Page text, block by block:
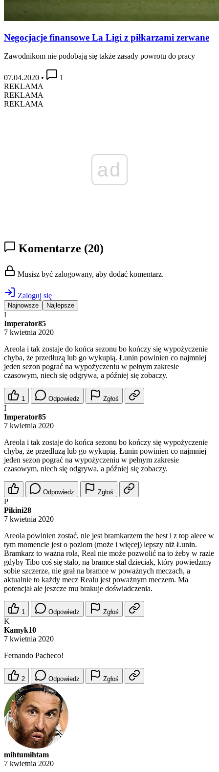
Negocjacje finansowe La Ligi z piłkarzami zerwane
Zawodnikom nie podobają się także zasady powrotu do pracy
07.04.2020 •
1
REKLAMA
REKLAMA
REKLAMA
ad
Komentarze (20)
Musisz być zalogowany, aby dodać komentarz.
Zaloguj się
Najnowsze Najlepsze
I
Imperator85
7 kwietnia 2020
Areola i tak zostaje do końca sezonu bo kończy się wypożyczenie
chyba, że przedłuzą lub go wykupią. Łunin powinien co najmniej
jeden sezon pograć na wypożyczeniu w pełnym zakresie
czasowym, niech się odgrywa, a później się zobaczy.
1 Odpowiedz Zgłoś
I
Imperator85
7 kwietnia 2020
Areola i tak zostaje do końca sezonu bo kończy się wypożyczenie
chyba, że przedłuzą lub go wykupią. Łunin powinien co najmniej
jeden sezon pograć na wypożyczeniu w pełnym zakresie
czasowym, niech się odgrywa, a później się zobaczy.
Odpowiedz Zgłoś
P
Pikini28
7 kwietnia 2020
Areola powinien zostać, nie jest bramkarzem the best i z top aleee w
tym momencie jest o poziom (może i więcej) lepszy niż Łunin.
Bramkarz to ważna rola, Real nie może pozwolić na to żeby w razie
gdyby Tibo coś się stało, na bramce stal dzieciak, który powiedzmy
sobie szczerze, nie grał na bramce w poważnych meczach, a
aktualnie to każdy mecz Realu jest poważnym meczem. Ma
potencjał ale jeszcze mu brakuje doświadczenia.
1 Odpowiedz Zgłoś
K
Kamyk10
7 kwietnia 2020
Fernando Pacheco!
2 Odpowiedz Zgłoś
mihtumihtam
7 kwietnia 2020